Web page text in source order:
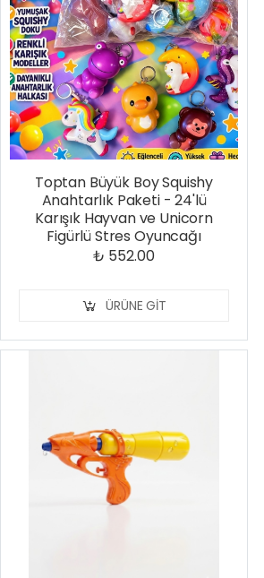
Toptan Büyük Boy Squishy
Anahtarlık Paketi - 24'lü
Karışık Hayvan ve Unicorn
Figürlü Stres Oyuncağı
₺ 552.00
ÜRÜNE GIT